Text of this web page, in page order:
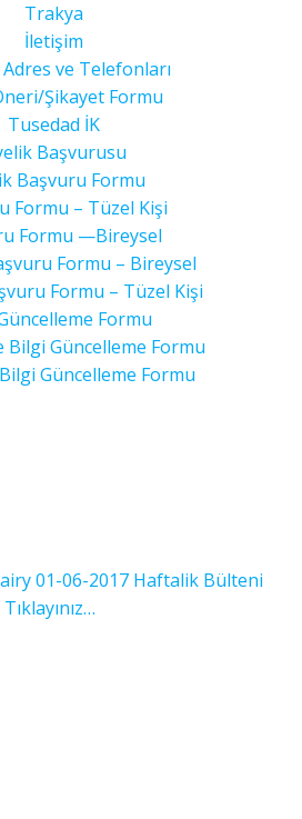
Trakya
İletişim
ve Telefonları
Şikayet Formu
Tusedad İK
Başvurusu
Başvuru Formu
Formu – Tüzel Kişi
Formu —Bireysel
Formu – Bireysel
Formu – Tüzel Kişi
Formu
Bilgi Güncelleme Formu
Güncelleme Formu
01-06-2017 Haftalik Bülteni